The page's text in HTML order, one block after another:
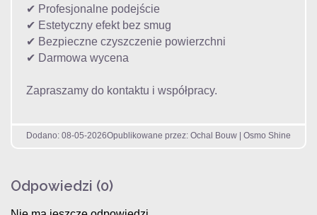
✔ Profesjonalne podejście
✔ Estetyczny efekt bez smug
✔ Bezpieczne czyszczenie powierzchni
✔ Darmowa wycena
Zapraszamy do kontaktu i współpracy.
Dodano: 08-05-2026Opublikowane przez: Ochal Bouw | Osmo Shine
Odpowiedzi (0)